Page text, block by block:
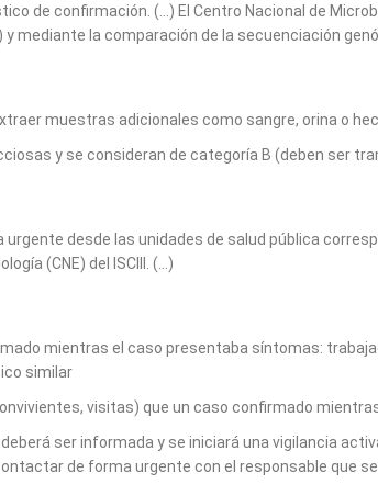
de confirmación. (…) El Centro Nacional de
la comparación de la secuenciación
muestras adicionales como sangre, orina o
y se consideran de categoría B (deben ser
desde las unidades de salud pública
(CNE) del ISCIII. (…)
mientras el caso presentaba síntomas:
similar
visitas) que un caso confirmado
ser informada y se iniciará una vigilancia
de forma urgente con el responsable que